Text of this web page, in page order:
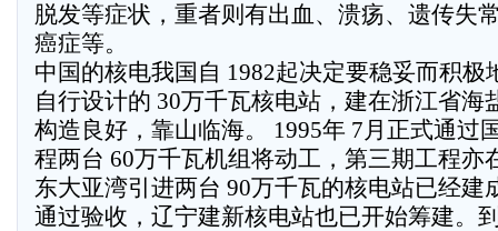
脱发等症状，重者则有出血、溃疡、遗传失
癌症等。
中国的核电我国自 1982起决定要稳妥而积极
自行设计的 30万千瓦核电站，建在浙江省海
构造良好，靠山临海。 1995年 7月正式通过
程两台 60万千瓦机组将动工，第三期工程亦
东大亚湾引进两台 90万千瓦的核电站已经建
通过验收，辽宁建新核电站也已开始筹建。